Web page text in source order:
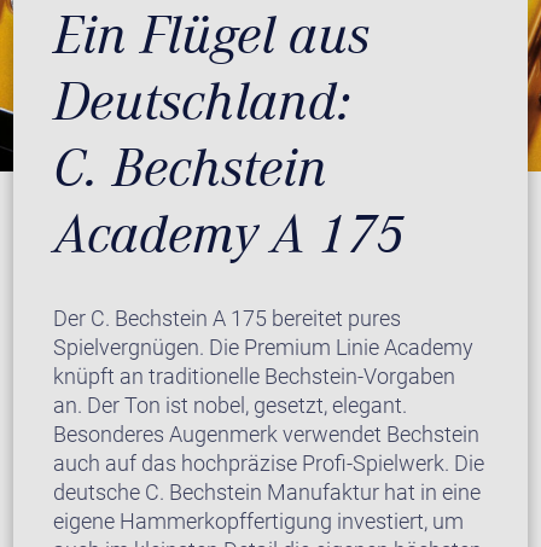
Ein Flügel aus
Deutschland:
C. Bechstein
Academy A 175
Der C. Bechstein A 175 bereitet pures
Spielvergnügen. Die Premium Linie Academy
knüpft an traditionelle Bechstein-Vorgaben
an. Der Ton ist nobel, gesetzt, elegant.
Besonderes Augenmerk verwendet Bechstein
auch auf das hochpräzise Profi-Spielwerk. Die
deutsche C. Bechstein Manufaktur hat in eine
eigene Hammerkopffertigung investiert, um